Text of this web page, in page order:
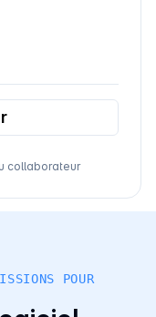
collaborateur
POUR